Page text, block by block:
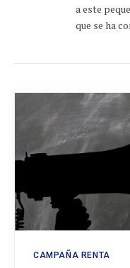
a este
que se ha
CAMPAÑA RENTA